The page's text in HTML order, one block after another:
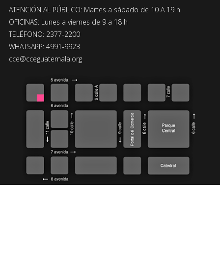
ATENCIÓN AL PÚBLICO: Martes a sábado de 10 A 19 h
OFICINAS: Lunes a viernes de 9 a 18 h
TELÉFONO: 2377-2200
WHATSAPP: 4991-9923
cce@cceguatemala.org